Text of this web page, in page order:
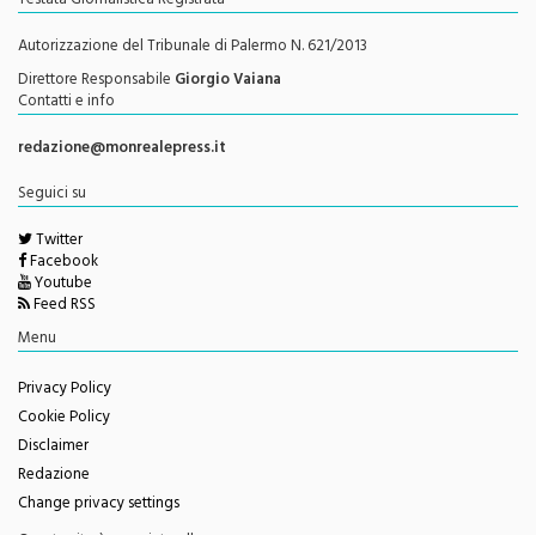
Autorizzazione del Tribunale di Palermo N. 621/2013
Direttore ResponsabileGiorgio Vaiana
Contatti e info
redazione@monrealepress.it
Twitter
Facebook
Youtube
Feed RSS
Menu
Privacy Policy
Cookie Policy
Disclaimer
Redazione
Change privacy settings
Questo sito è associato alla